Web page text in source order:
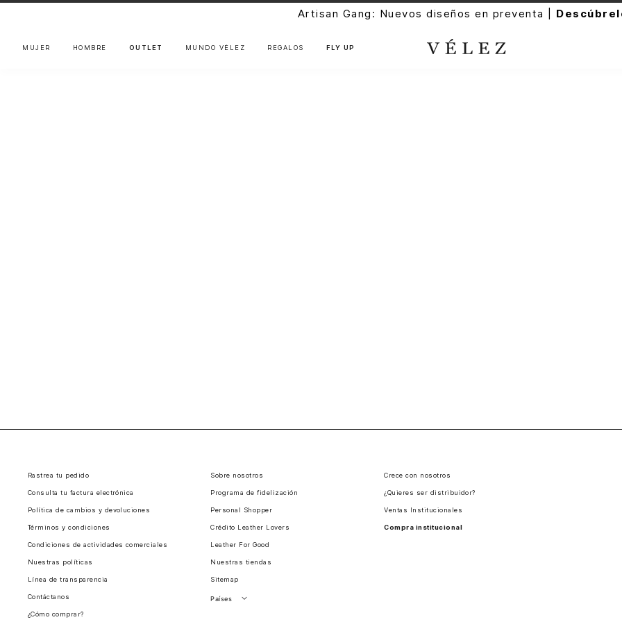
Artisan Gang: Nuevos diseños en preventa |
MUJER HOMBRE OUTLET MUNDO VÉLEZ REGALOS FLY UP
Rastrea tu pedido
Consulta tu factura electrónica
Política de cambios y devoluciones
Términos y condiciones
Condiciones de actividades comerciales
Nuestras políticas
Línea de transparencia
Contáctanos
¿Cómo comprar?
Sobre nosotros
Programa de fidelización
Personal Shopper
Crédito Leather Lovers
Leather For Good
Nuestras tiendas
Sitemap
Países
Crece con nosotros
¿Quieres ser distribuidor?
Ventas Institucionales
Compra institucional